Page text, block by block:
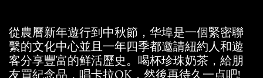
從農曆新年遊行到中秋節，华埠是一個緊密聯
繫的文化中心並且一年四季都邀請紐約人和遊
客分享豐富的鲜活歷史。喝杯珍珠奶茶，給朋